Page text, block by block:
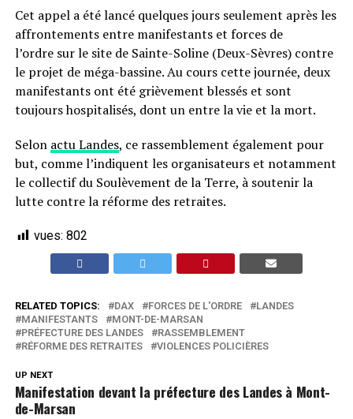
Cet appel a été lancé quelques jours seulement après les
affrontements entre manifestants et forces de
l’ordre sur le site de Sainte-Soline (Deux-Sèvres) contre
le projet de méga-bassine. Au cours cette journée, deux
manifestants ont été grièvement blessés et sont
toujours hospitalisés, dont un entre la vie et la mort.
Selon actu Landes, ce rassemblement également pour
but, comme l’indiquent les organisateurs et notamment
le collectif du Soulèvement de la Terre, à soutenir la
lutte contre la réforme des retraites.
vues: 802
RELATED TOPICS: DAX FORCES DE L'ORDRE
LANDES
MANIFESTANTS
MONT-DE-MARSAN
PRÉFECTURE DES LANDES
RASSEMBLEMENT
RÉFORME DES RETRAITES
VIOLENCES POLICIÈRES
UP NEXT
Manifestation devant la préfecture des Landes à Mont-
de-Marsan